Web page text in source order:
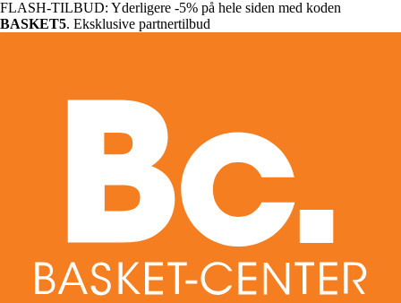
FLASH-TILBUD: Yderligere -5% på hele siden med koden
BASKET5. Eksklusive partnertilbud